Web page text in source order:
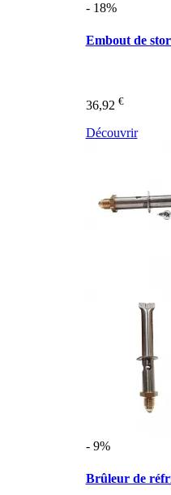
- 18%
Embout de
36,92 €
Découvrir
- 9%
Brûleur de